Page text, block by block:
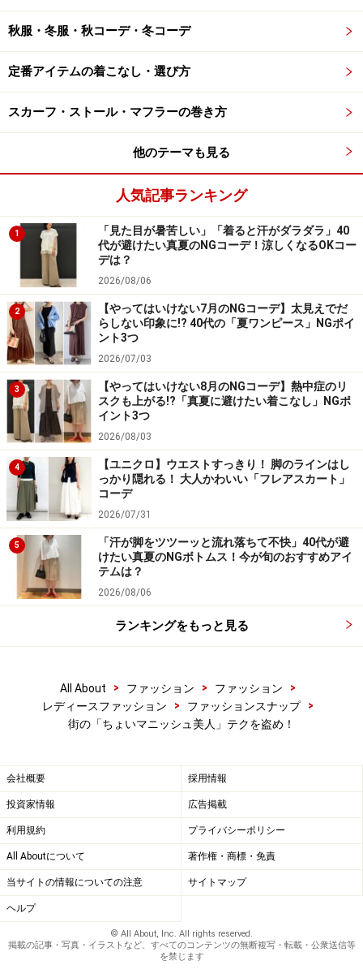
秋服・冬服・秋コーデ・冬コーデ
定番アイテムの着こなし・選び方
スカーフ・ストール・マフラーの巻き方
他のテーマも見る
人気記事ランキング
1
「見た目が暑苦しい」「着ると汗がダラダラ」40
代が避けたい真夏のNGコーデ！涼しくなるOKコー
デは？
2026/08/06
2
【やってはいけない7月のNGコーデ】太見えでだ
らしない印象に!? 40代の「夏ワンピース」NGポイ
ント3つ
2026/07/03
3
【やってはいけない8月のNGコーデ】熱中症のリ
スクも上がる!?「真夏に避けたい着こなし」NGポ
イント3つ
2026/08/03
4
【ユニクロ】ウエストすっきり！ 脚のラインはし
っかり隠れる！ 大人かわいい「フレアスカート」
コーデ
2026/07/31
5
「汗が脚をツツーッと流れ落ちて不快」40代が避
けたい真夏のNGボトムス！今が旬のおすすめアイ
テムは？
2026/08/06
ランキングをもっと見る
All About > ファッション > ファッション
>
レディースファッション
> ファッションスナップ
>
街の「ちょいマニッシュ美人」テクを盗め！
会社概要 採用情報
投資家情報 広告掲載
利用規約 プライバシーポリシー
All Aboutについて 著作権・商標・免責
当サイトの情報についての注意 サイトマップ
ヘルプ
© All About, Inc. All rights reserved.
掲載の記事・写真・イラストなど、すべてのコンテンツの無断複写・転載・公衆送信等
を禁じます